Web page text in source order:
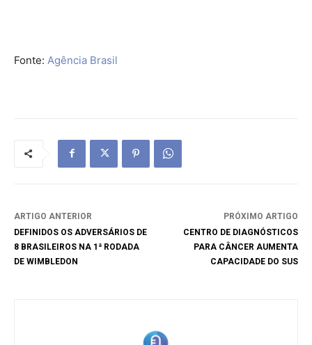
Fonte: Agência Brasil
ARTIGO ANTERIOR
DEFINIDOS OS ADVERSÁRIOS DE
8 BRASILEIROS NA 1ª RODADA
DE WIMBLEDON
PRÓXIMO ARTIGO
CENTRO DE DIAGNÓSTICOS
PARA CÂNCER AUMENTA
CAPACIDADE DO SUS